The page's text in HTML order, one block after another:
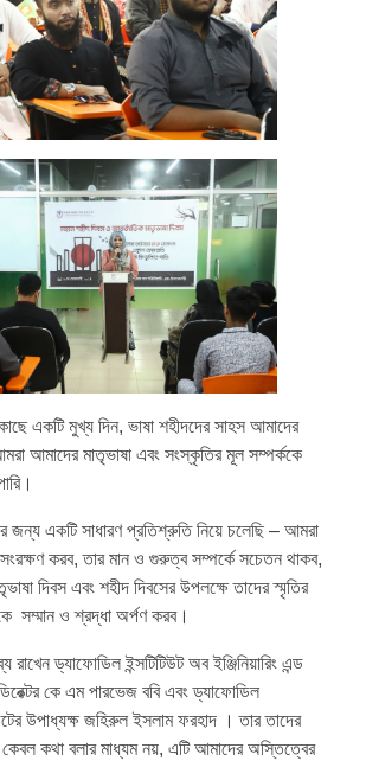
একটি মুখ্য দিন, ভাষা শহীদদের সাহস আমাদের
আমাদের মাতৃভাষা এবং সংস্কৃতির মূল সম্পর্ককে
একটি সাধারণ প্রতিশ্রুতি নিয়ে চলেছি – আমরা
করব, তার মান ও গুরুত্ব সম্পর্কে সচেতন থাকব,
দিবস এবং শহীদ দিবসের উপলক্ষে তাদের স্মৃতির
সম্মান ও শ্রদ্ধা অর্পণ করব।
ড্যাফোডিল ইন্সটিটিউট অব ইঞ্জিনিয়ারিং এন্ড
কে এম পারভেজ ববি এবং ড্যাফোডিল
উপাধ্যক্ষ জহিরুল ইসলাম ফরহাদ । তার তাদের
কথা বলার মাধ্যম নয়, এটি আমাদের অস্তিত্বের